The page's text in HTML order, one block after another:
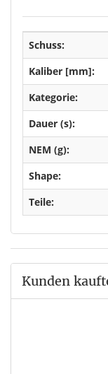
Schuss:
Kaliber [mm]:
Kategorie:
Dauer (s):
NEM (g):
Shape:
Teile:
Kunden